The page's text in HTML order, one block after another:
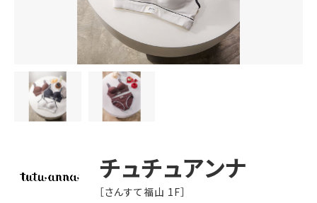
チュチュアンナ
［さんすて福山 1F］